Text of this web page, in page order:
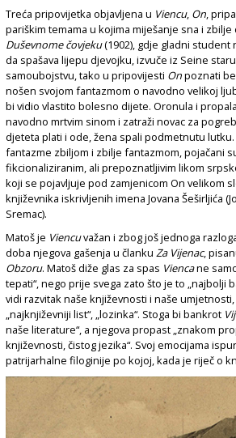
Treća pripovijetka objavljena u Viencu, On,
pariškim temama u kojima miješanje sna i
Duševnome čovjeku(1902), gdje gladni
da spašava lijepu djevojku, izvuče iz Seine
samoubojstvu, tako u pripovijesti Onpoznati
nošen svojom fantazmom o navodno velikoj
bi vidio vlastito bolesno dijete. Oronula i
navodno mrtvim sinom i zatraži novac za
djeteta plati i ode, žena spali podmetnutu
fantazme zbiljom i zbilje fantazmom, pojačani
fikcionaliziranim, ali prepoznatljivim likom
koji se pojavljuje pod zamjenicom On velikom
književnika iskrivljenih imena Jovana Šeširljića
Sremac).
Matoš je Viencuvažan i zbog još jednoga
doba njegova gašenja u članku Za Vijenac,
Obzoru. Matoš diže glas za spas Viencane
tepati“, nego prije svega zato što je to „najbolji
vidi razvitak naše književnosti i naše
„najknjiževniji list“, „lozinka“. Stoga bi bankrot
naše literature“, a njegova propast „znakom
književnosti, čistog jezika“. Svoj emocijama
patrijarhalne filoginije po kojoj, kada je riječ o